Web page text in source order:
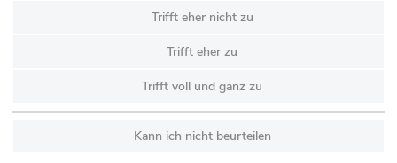
Trifft eher nicht zu
Trifft eher zu
Trifft voll und ganz zu
Kann ich nicht beurteilen